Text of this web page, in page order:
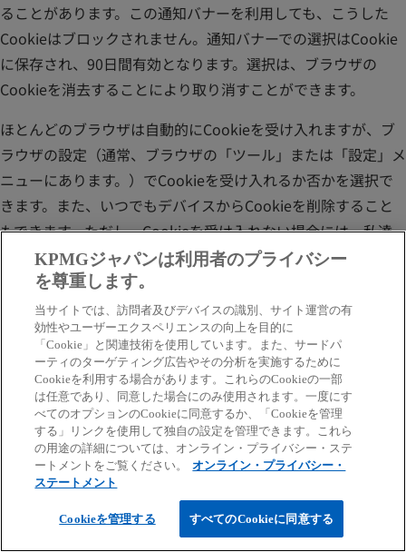
ることがあります。この通知バナーを利用しても、こうした
Cookieはブロックされません。通知バナーでの選択はCookie
に保存され、90日間有効となります。選択は、ブラウザの
Cookieを消去することにより取り消すことができます。
ほとんどのブラウザは自動的にCookieを受け入れますが、ブ
ラウザの設定（通常、ブラウザの「ツール」または「設定」メ
ニューにあります。）でCookieを受け入れるか否かを選択で
きます。また、いつでもデバイスからCookieを削除すること
もできます。ただし、Cookieを受け入れない場合には、私達
のウェブサイトの機能の一部を利用できなくなることがありま
Cookie管理の詳細については、ブラウザのヘルプ・ファイ
ル、またはwww.allaboutcookies.orgなどのサイトでご確認く
ださい。
私達のウェブサイトで使用する主なCookieの種類は、以下の
とおりです。
説明
KPMGジャパンは利用者のプライバシー
を尊重します。
当サイトでは、訪問者及びデバイスの識別、サイト運営の有
効性やユーザーエクスペリエンスの向上を目的に
「Cookie」と関連技術を使用しています。また、サードパ
ーティのターゲティング広告やその分析を実施するために
Cookieを利用する場合があります。これらのCookieの一部
は任意であり、同意した場合にのみ使用されます。一度にす
べてのオプションのCookieに同意するか、「Cookieを管理
する」リンクを使用して独自の設定を管理できます。これら
の用途の詳細については、オンライン・プライバシー・ステ
ートメントをご覧ください。
オンライン・プライバシー・
ステートメント
Cookieを管理する すべてのCookieに同意する